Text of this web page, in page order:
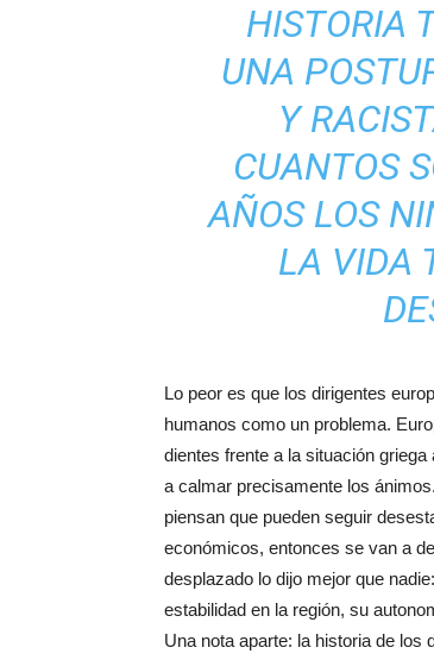
HISTORIA
UNA
Y
CUANTOS
AÑOS LOS
LA VIDA
Lo peor es que los dirigentes
humanos como un problema.
dientes frente a la situación
a calmar precisamente los
piensan que pueden seguir
económicos, entonces se van a
desplazado lo dijo mejor que
estabilidad en la región, su
Una nota aparte: la historia de